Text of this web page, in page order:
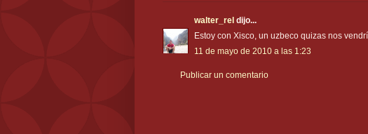
walter_rel dijo...
Estoy con Xisco, un uzbeco quizas nos
11 de mayo de 2010 a las 1:23
Publicar un comentario